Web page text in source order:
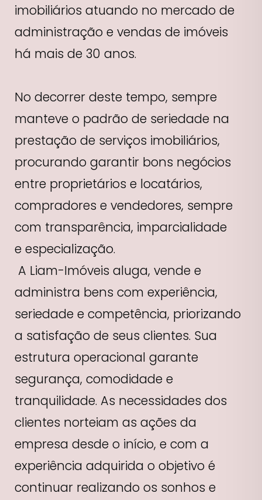
imobiliários atuando no mercado de
administração e vendas de imóveis
há mais de 30 anos.
No decorrer deste tempo, sempre
manteve o padrão de seriedade na
prestação de serviços imobiliários,
procurando garantir bons negócios
entre proprietários e locatários,
compradores e vendedores, sempre
com transparência, imparcialidade
e especialização.
A Liam-Imóveis aluga, vende e
administra bens com experiência,
seriedade e competência, priorizando
a satisfação de seus clientes. Sua
estrutura operacional garante
segurança, comodidade e
tranquilidade. As necessidades dos
clientes norteiam as ações da
empresa desde o início, e com a
experiência adquirida o objetivo é
continuar realizando os sonhos e